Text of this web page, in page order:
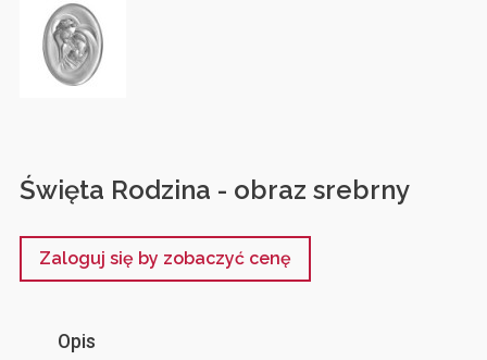
Święta Rodzina - obraz srebrny
Zaloguj się by zobaczyć cenę
Opis